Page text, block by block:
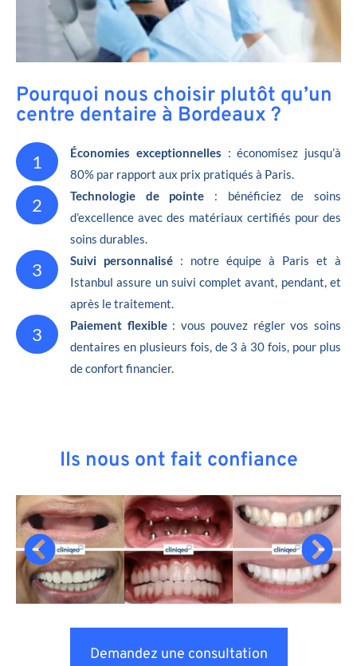
Pourquoi nous choisir plutôt qu’un
centre dentaire à Bordeaux ?
1 Économies exceptionnelles : économisez jusqu’à
80% par rapport aux prix pratiqués à Paris.
2 Technologie de pointe : bénéficiez de soins
d’excellence avec des matériaux certifiés pour des
soins durables.
3 Suivi personnalisé : notre équipe à Paris et à
Istanbul assure un suivi complet avant, pendant, et
après le traitement.
3 Paiement flexible: vous pouvez régler vos soins
dentaires en plusieurs fois, de 3 à 30 fois, pour plus
de confort financier.
Ils nous ont fait confiance
Demandez une consultation